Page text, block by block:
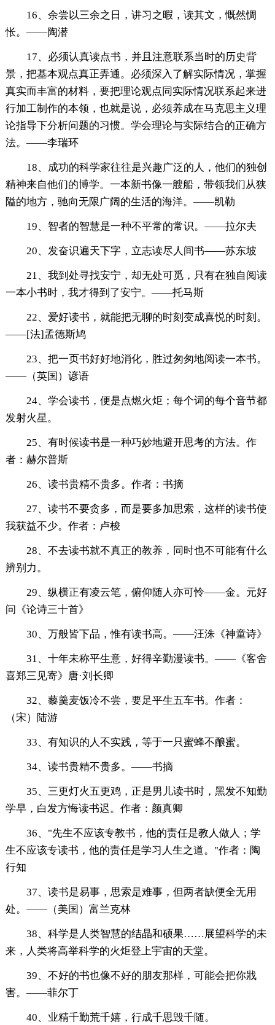
16、余尝以三余之日，讲习之暇，读其文，慨然惆
怅。——陶潜
17、必须认真读点书，并且注意联系当时的历史背
景，把基本观点真正弄通。必须深入了解实际情况，掌握
真实而丰富的材料，要把理论观点同实际情况联系起来进
行加工制作的本领，也就是说，必须养成在马克思主义理
论指导下分析问题的习惯。学会理论与实际结合的正确方
法。——李瑞环
18、成功的科学家往往是兴趣广泛的人，他们的独创
精神来自他们的博学。一本新书像一艘船，带领我们从狭
隘的地方，驰向无限广阔的生活的海洋。——凯勒
19、智者的智慧是一种不平常的常识。——拉尔夫
20、发奋识遍天下字，立志读尽人间书——苏东坡
21、我到处寻找安宁，却无处可觅，只有在独自阅读
一本小书时，我才得到了安宁。——托马斯
22、爱好读书，就能把无聊的时刻变成喜悦的时刻。
——[法]孟德斯鸠
23、把一页书好好地消化，胜过匆匆地阅读一本书。
——（英国）谚语
24、学会读书，便是点燃火炬；每个词的每个音节都
发射火星。
25、有时候读书是一种巧妙地避开思考的方法。作
者：赫尔普斯
26、读书贵精不贵多。作者：书摘
27、读书不要贪多，而是要多加思索，这样的读书使
我获益不少。作者：卢梭
28、不去读书就不真正的教养，同时也不可能有什么
辨别力。
29、纵横正有凌云笔，俯仰随人亦可怜——金。元好
问《论诗三十首》
30、万般皆下品，惟有读书高。——汪洙《神童诗》
31、十年未称平生意，好得辛勤漫读书。——《客舍
喜郑三见寄》唐·刘长卿
32、藜羹麦饭冷不尝，要足平生五车书。作者：
（宋）陆游
33、有知识的人不实践，等于一只蜜蜂不酿蜜。
34、读书贵精不贵多。——书摘
35、三更灯火五更鸡，正是男儿读书时，黑发不知勤
学早，白发方悔读书迟。作者：颜真卿
36、"先生不应该专教书，他的责任是教人做人；学
生不应该专读书，他的责任是学习人生之道。"作者：陶
行知
37、读书是易事，思索是难事，但两者缺便全无用
处。——（美国）富兰克林
38、科学是人类智慧的结晶和硕果……展望科学的未
来，人类将高举科学的火炬登上宇宙的天堂。
39、不好的书也像不好的朋友那样，可能会把你戕
害。——菲尔丁
40、业精千勤荒千嬉，行成千思毁千随。